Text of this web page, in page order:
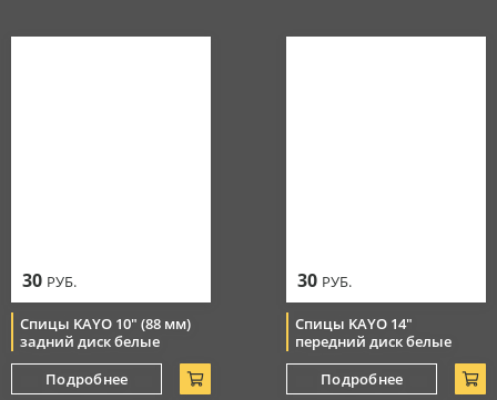
30 РУБ.
Спицы KAYO 10" (88 мм)
задний диск белые
Подробнее
30 РУБ.
Спицы KAYO 14"
передний диск белые
Подробнее